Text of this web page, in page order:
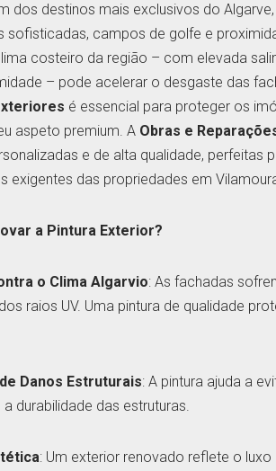
dos destinos mais exclusivos do
sofisticadas, campos de golfe e
costeiro da região – com elevada
– pode acelerar o desgaste das
é essencial para proteger os
aspeto premium. A Obras e
e de alta qualidade, perfeitas
exigentes das propriedades em
a Pintura Exterior?
o Clima Algarvio: As fachadas
raios UV. Uma pintura de qualidade
Danos Estruturais: A pintura ajuda a
durabilidade das estruturas.
: Um exterior renovado reflete o